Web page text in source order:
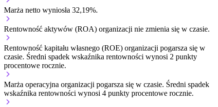
Marża netto wyniosła 32,19%.
Rentowność aktywów (ROA) organizacji nie zmienia się w czasie.
Rentowność kapitału własnego (ROE) organizacji pogarsza się w
czasie. Średni spadek wskaźnika rentowności wynosi 2 punkty
procentowe rocznie.
Marża operacyjna organizacji pogarsza się w czasie. Średni spadek
wskaźnika rentowności wynosi 4 punkty procentowe rocznie.